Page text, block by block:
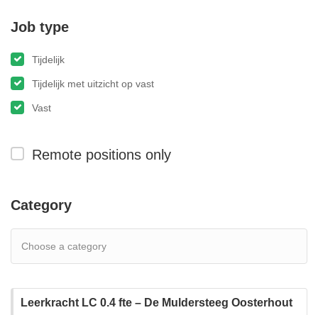
Job type
Tijdelijk
Tijdelijk met uitzicht op vast
Vast
Remote positions only
Category
Leerkracht LC 0.4 fte – De Muldersteeg Oosterhout